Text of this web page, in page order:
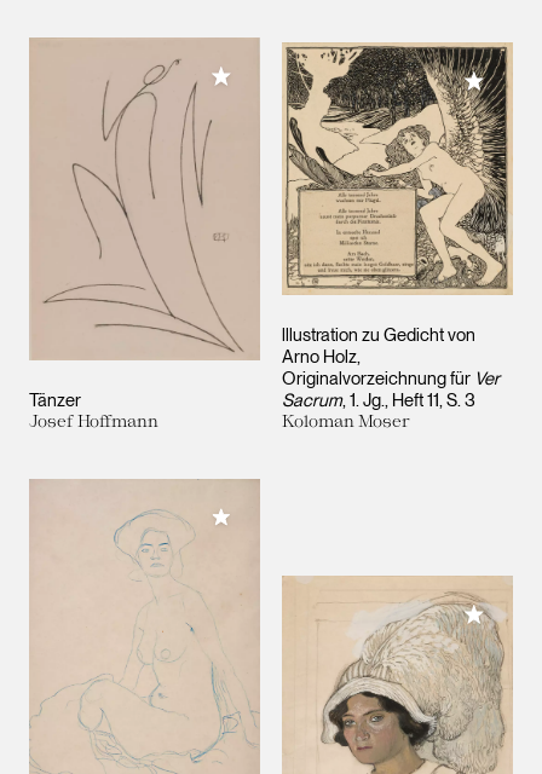
Tänzer
Josef Hoffmann
Meiner Sammlung hinzufügen
lllustration zu Gedicht von
Arno Holz,
Originalvorzeichnung für Ver
Sacrum, 1. Jg., Heft 11, S. 3
Koloman Moser
Meiner
Meiner Sammlung hinzufügen
Meiner